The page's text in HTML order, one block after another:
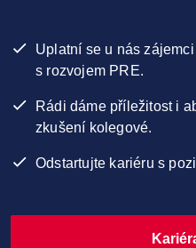
Uplatní se u nás
s rozvojem PRE.
Rádi dáme příležitost i
zkušení kolegové.
Odstartujte kariéru s